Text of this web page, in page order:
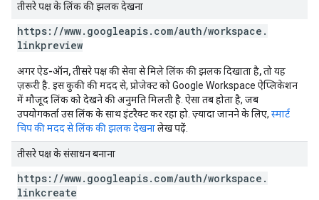
तीसरे पक्ष के लिंक की झलक देखना
https: //www. googleapis. com/auth/workspace .
linkpreview
अगर ऐड-ऑन, तीसरे पक्ष की सेवा से मिले लिंक की झलक दिखाता है, तो यह
ज़रूरी है. इस कुकी की मदद से, प्रोजेक्ट को Google Workspace ऐप्लिकेशन
में मौजूद लिंक को देखने की अनुमति मिलती है. ऐसा तब होता है, जब
उपयोगकर्ता उस लिंक के साथ इंटरैक्ट कर रहा हो. ज़्यादा जानने के लिए, स्मार्ट
चिप की मदद से लिंक की झलक देखनालेख पढ़ें.
तीसरे पक्ष के संसाधन बनाना
https: //www. googleapis. com/auth/workspace .
linkcreate